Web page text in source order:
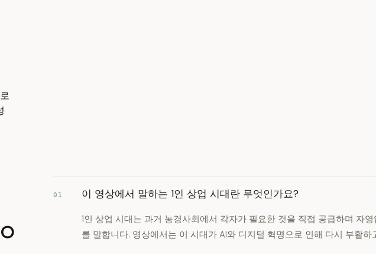
01 이 영상에서 말하는 1인 상업 시대란 무엇인가요?
1인 상업 시대는 과거 농경사회에서 각자가 필요한 것을 직접 공급하며 자
를 말합니다. 영상에서는 이 시대가 AI와 디지털 혁명으로 인해 다시 부활하